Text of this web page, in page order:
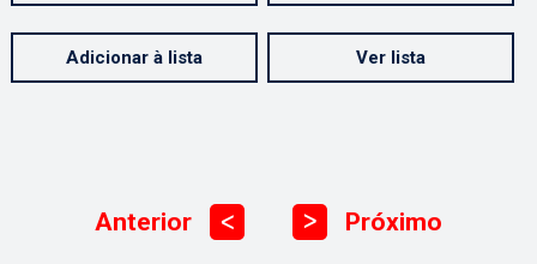
Adicionar à lista Ver lista
Anterior ᐳ ᐳ Próximo